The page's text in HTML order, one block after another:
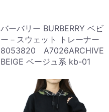
バーバリー BURBERRY ベビ
ー－スウェット トレーナー
8053820 A7026ARCHIVE
BEIGE ベージュ系 kb-01